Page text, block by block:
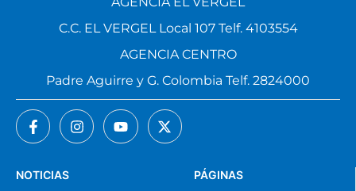
PÁGINAS
NOTICIAS
AGENCIA EL VERGEL
C.C. EL VERGEL Local 107 Telf. 4103554
AGENCIA CENTRO
Padre Aguirre y G. Colombia Telf. 2824000